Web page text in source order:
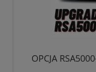
OPCJA